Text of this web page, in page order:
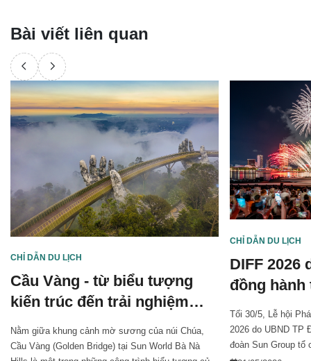
Bài viết liên quan
CHỈ DẪN DU LỊCH
Cầu Vàng - từ biểu tượng
kiến trúc đến trải nghiệm
check-in không thể bỏ lỡ
Nằm giữa khung cảnh mờ sương của núi Chúa,
Cầu Vàng (Golden Bridge) tại Sun World Bà Nà
CHỈ DẪN DU LỊCH
DIFF 2026
đồng
thức khai
trong
được kỳ
Tối 30/5, Lễ hội
2026 do UBND TP
đoàn Sun Group